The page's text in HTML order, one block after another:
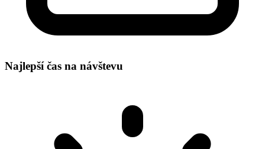
Najlepší čas na návštevu